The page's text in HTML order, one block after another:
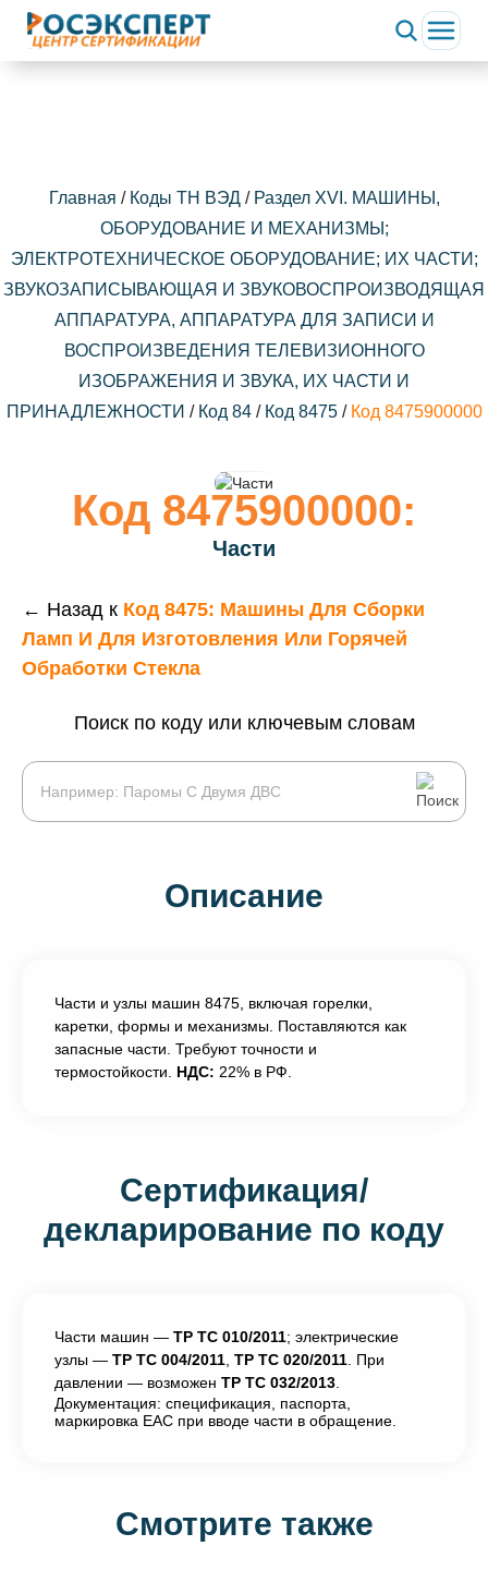
Главная / Коды ТН ВЭД/ Раздел XVI. МАШИНЫ,
ОБОРУДОВАНИЕ И МЕХАНИЗМЫ;
ЭЛЕКТРОТЕХНИЧЕСКОЕ ОБОРУДОВАНИЕ; ИХ ЧАСТИ;
ЗВУКОЗАПИСЫВАЮЩАЯ И ЗВУКОВОСПРОИЗВОДЯЩАЯ
АППАРАТУРА, АППАРАТУРА ДЛЯ ЗАПИСИ И
ВОСПРОИЗВЕДЕНИЯ ТЕЛЕВИЗИОННОГО
ИЗОБРАЖЕНИЯ И ЗВУКА, ИХ ЧАСТИ И
ПРИНАДЛЕЖНОСТИ / Код 84 / Код 8475 / Код 8475900000
Код 8475900000:
Части
← Назад к Код 8475: Машины Для Сборки
Ламп И Для Изготовления Или Горячей
Обработки Стекла
Поиск по коду или ключевым словам
Описание
Части и узлы машин 8475, включая горелки,
каретки, формы и механизмы. Поставляются как
запасные части. Требуют точности и
термостойкости. НДС: 22% в РФ.
Сертификация/
декларирование по коду
Части машин — ТР ТС 010/2011; электрические
узлы — ТР ТС 004/2011 ТР ТС 020/2011 . При
давлении — возможен ТР ТС 032/2013
Документация: спецификация, паспорта,
маркировка ЕАС при вводе части в обращение.
Смотрите также